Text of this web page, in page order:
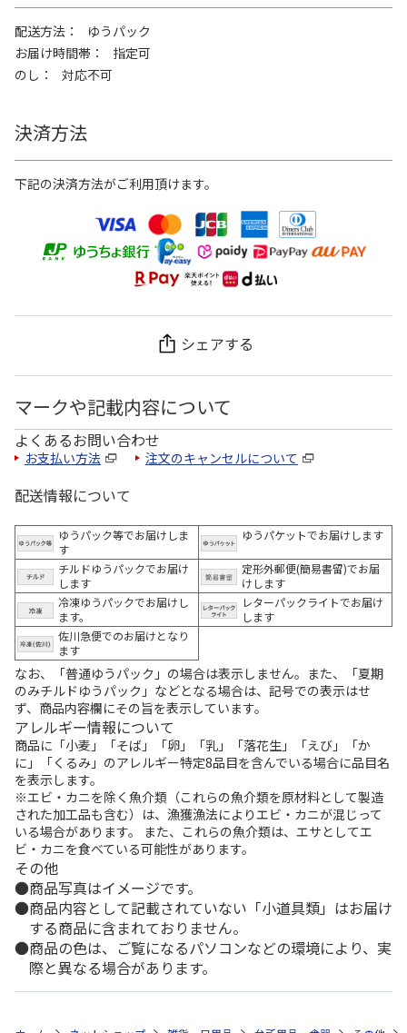
配送方法
ゆうパック
お届け時間帯
指定可
のし
対応不可
決済方法
下記の決済方法がご利用頂けます。
シェアする
マークや記載内容について
よくあるお問い合わせ
お支払い方法 注文のキャンセルについて
配送情報について
ゆうパック等でお届けしま
す
ゆうパケットでお届けします
チルドゆうパックでお届け
します
定形外郵便(簡易書留)でお届
けします
冷凍ゆうパックでお届けし
ます。
レターパックライトでお届け
します
佐川急便でのお届けとなり
ます
なお、「普通ゆうパック」の場合は表示しません。また、「夏期
のみチルドゆうパック」などとなる場合は、記号での表示はせ
ず、商品内容欄にその旨を表示しています。
アレルギー情報について
商品に「小麦」「そば」「卵」「乳」「落花生」「えび」「か
に」「くるみ」のアレルギー特定8品目を含んでいる場合に品目名
を表示します。
※エビ・カニを除く魚介類（これらの魚介類を原材料として製造
された加工品も含む）は、漁獲漁法によりエビ・カニが混じって
いる場合があります。 また、これらの魚介類は、エサとしてエ
ビ・カニを食べている可能性があります。
その他
商品写真はイメージです。
商品内容として記載されていない「小道具類」はお届け
する商品に含まれておりません。
商品の色は、ご覧になるパソコンなどの環境により、実
際と異なる場合があります。